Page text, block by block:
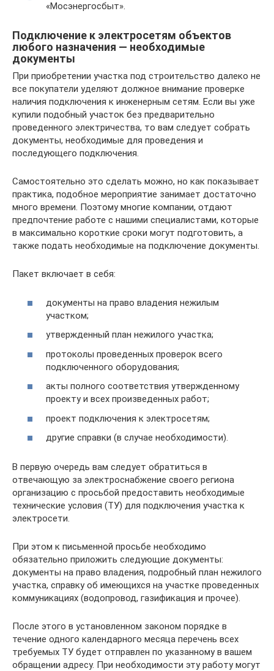
«Мосэнергосбыт».
Подключение к электросетям объектов
любого назначения — необходимые
документы
При приобретении участка под строительство далеко не
все покупатели уделяют должное внимание проверке
наличия подключения к инженерным сетям. Если вы уже
купили подобный участок без предварительно
проведенного электричества, то вам следует собрать
документы, необходимые для проведения и
последующего подключения.
Самостоятельно это сделать можно, но как показывает
практика, подобное мероприятие занимает достаточно
много времени. Поэтому многие компании, отдают
предпочтение работе с нашими специалистами, которые
в максимально короткие сроки могут подготовить, а
также подать необходимые на подключение документы.
Пакет включает в себя:
документы на право владения нежилым
участком;
утвержденный план нежилого участка;
протоколы проведенных проверок всего
подключенного оборудования;
акты полного соответствия утвержденному
проекту и всех произведенных работ;
проект подключения к электросетям;
другие справки (в случае необходимости).
В первую очередь вам следует обратиться в
отвечающую за электроснабжение своего региона
организацию с просьбой предоставить необходимые
технические условия (ТУ) для подключения участка к
электросети.
При этом к письменной просьбе необходимо
обязательно приложить следующие документы:
документы на право владения, подробный план нежилого
участка, справку об имеющихся на участке проведенных
коммуникациях (водопровод, газификация и прочее).
После этого в установленном законом порядке в
течение одного календарного месяца перечень всех
требуемых ТУ будет отправлен по указанному в вашем
обращении адресу. При необходимости эту работу могут